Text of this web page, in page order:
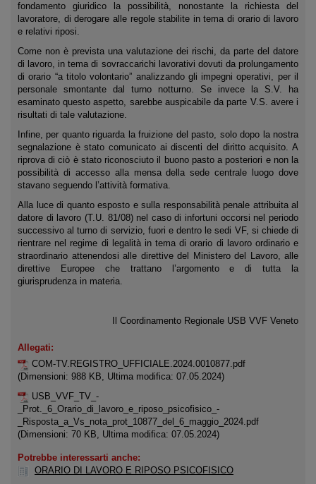
fondamento giuridico la possibilità, nonostante la richiesta del
lavoratore, di derogare alle regole stabilite in tema di orario di lavoro
e relativi riposi.
Come non è prevista una valutazione dei rischi, da parte del datore
di lavoro, in tema di sovraccarichi lavorativi dovuti da prolungamento
di orario “a titolo volontario” analizzando gli impegni operativi, per il
personale smontante dal turno notturno. Se invece la S.V. ha
esaminato questo aspetto, sarebbe auspicabile da parte V.S. avere i
risultati di tale valutazione.
Infine, per quanto riguarda la fruizione del pasto, solo dopo la nostra
segnalazione è stato comunicato ai discenti del diritto acquisito. A
riprova di ciò è stato riconosciuto il buono pasto a posteriori e non la
possibilità di accesso alla mensa della sede centrale luogo dove
stavano seguendo l’attività formativa.
Alla luce di quanto esposto e sulla responsabilità penale attribuita al
datore di lavoro (T.U. 81/08) nel caso di infortuni occorsi nel periodo
successivo al turno di servizio, fuori e dentro le sedi VF, si chiede di
rientrare nel regime di legalità in tema di orario di lavoro ordinario e
straordinario attenendosi alle direttive del Ministero del Lavoro, alle
direttive Europee che trattano l’argomento e di tutta la
giurisprudenza in materia.
Il Coordinamento Regionale USB VVF Veneto
Allegati:
COM-TV.REGISTRO_UFFICIALE.2024.0010877.pdf
(Dimensioni: 988 KB, Ultima modifica: 07.05.2024)
USB_VVF_TV_-
_Prot._6_Orario_di_lavoro_e_riposo_psicofisico_-
_Risposta_a_Vs_nota_prot_10877_del_6_maggio_2024.pdf
(Dimensioni: 70 KB, Ultima modifica: 07.05.2024)
Potrebbe interessarti anche:
ORARIO DI LAVORO E RIPOSO PSICOFISICO